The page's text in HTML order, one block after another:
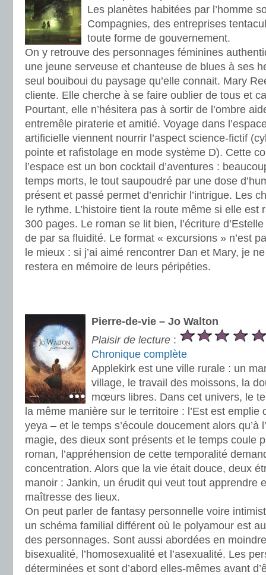
Les planètes habitées par l’homme
Compagnies, des entreprises
toute forme de gouvernement.
On y retrouve des personnages féminines
une jeune serveuse et chanteuse de blues à ses
seul bouiboui du paysage qu’elle connait. Mary
cliente. Elle cherche à se faire oublier de tous et
Pourtant, elle n’hésitera pas à sortir de l’ombre
entremêle piraterie et amitié. Voyage dans
artificielle viennent nourrir l’aspect science-fictif
pointe et rafistolage en mode système D). Cette
l’espace est un bon cocktail d’aventures :
temps morts, le tout saupoudré par une dose
présent et passé permet d’enrichir l’intrigue. Les
le rythme. L’histoire tient la route même si elle est
300 pages. Le roman se lit bien, l’écriture
de par sa fluidité. Le format « excursions » n’est
le mieux : si j’ai aimé rencontrer Dan et Mary, je
restera en mémoire de leurs péripéties.
Pierre-de-vie – Jo Walton
Plaisir de lecture :
Chronique complète
Applekirk est une ville rurale : un
village, le travail des moissons, la
mœurs libres. Dans cet univers, le
la même manière sur le territoire : l’Est est emplie
yeya – et le temps s’écoule doucement alors qu’à
magie, des dieux sont présents et le temps coule
roman, l’appréhension de cette temporalité
concentration. Alors que la vie était douce, deux
manoir : Jankin, un érudit qui veut tout apprendre
maîtresse des lieux.
On peut parler de fantasy personnelle voire
un schéma familial différent où le polyamour est
des personnages. Sont aussi abordées en
bisexualité, l’homosexualité et l’asexualité. Les
déterminées et sont d’abord elles-mêmes avant